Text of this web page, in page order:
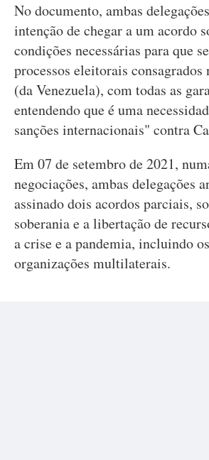
No documento, ambas
intenção de chegar a um acordo
condições necessárias para que
processos eleitorais
(da Venezuela), com todas as
entendendo que é uma
sanções internacionais" contra
Em 07 de setembro de 2021,
negociações, ambas delegações
assinado dois acordos parciais,
soberania e a libertação de
a crise e a pandemia, incluindo
organizações multilaterais.